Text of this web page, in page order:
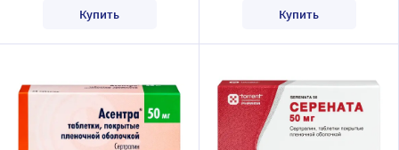
Купить Купить